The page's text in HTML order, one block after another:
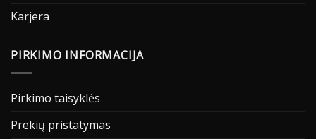
Karjera
PIRKIMO INFORMACIJA
Pirkimo taisyklės
Prekių pristatymas